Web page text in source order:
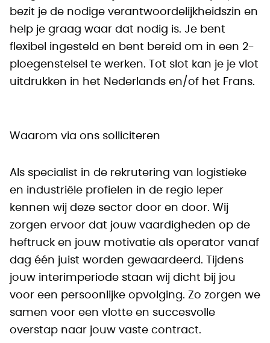
bezit je de nodige verantwoordelijkheidszin en
help je graag waar dat nodig is. Je bent
flexibel ingesteld en bent bereid om in een 2-
ploegenstelsel te werken. Tot slot kan je je vlot
uitdrukken in het Nederlands en/of het Frans.
Waarom via ons solliciteren
Als specialist in de rekrutering van logistieke
en industriële profielen in de regio Ieper
kennen wij deze sector door en door. Wij
zorgen ervoor dat jouw vaardigheden op de
heftruck en jouw motivatie als operator vanaf
dag één juist worden gewaardeerd. Tijdens
jouw interimperiode staan wij dicht bij jou
voor een persoonlijke opvolging. Zo zorgen we
samen voor een vlotte en succesvolle
overstap naar jouw vaste contract.